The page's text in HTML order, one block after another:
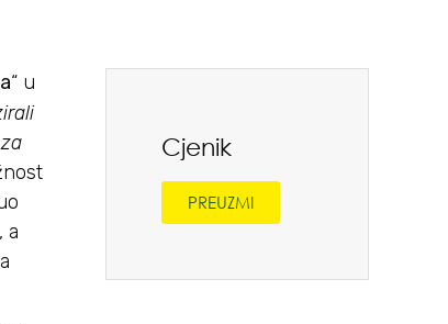
“ u
a
Cjenik
PREUZMI